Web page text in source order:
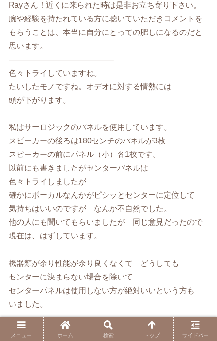
Rayさん！近くに来られた時は是非お立ち寄り下さい。
腕や経験を持たれている方に聴いていただきコメントを
もらうことは、本当に自分にとっての肥しになるのだと
思います。
—————————————–
色々トライしていますね。
たいしたモノですね。オデオに対する情熱には
頭が下がります。
私はサーロジックのパネルを使用しています。
スピーカーの後ろは180センチのパネルが3枚
スピーカーの前にパネル（小）各1枚です。
以前にも書きましたがセンターパネルは
色々トライしましたが
確かにボーカルなんかがピシッとセンターに定位して
気持ちはいいのですが なんか不自然でした。
他の人にも聞いてもらいましたが 同じ意見だったので
現在は、はずしています。
機器類が余り性能が余り良くなくて どうしても
センターに決まらない場合を除いて
センターパネルは使用しない方が絶対いいという方も
いました。
センターペネルを除いてサーロジックの社長が提案して
メニュー ホーム 検索 トップ サイドバー